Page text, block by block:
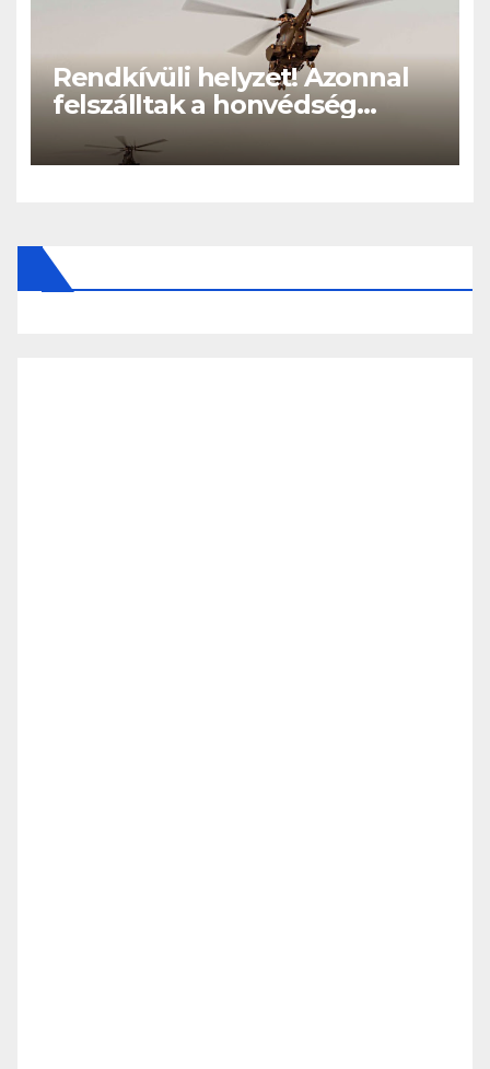
Rendkívüli helyzet! Azonnal
felszálltak a honvédség
helikopterei, óriási a baj
Magyarországon! – Kiadták a